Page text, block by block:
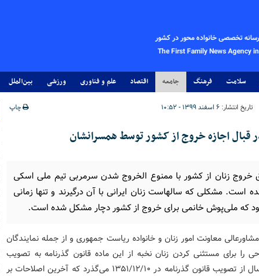
تخصصی خانواده محور در کشور
The First Family News Agency
سلامت فرهنگ جامعه اقتصاد علم و فناوری ورزشی بین‌الملل
تاریخ انتشار:۶ اسفند ۱۳۹۹ - ۱۰:۵۲ چاپ
قبال اجازه خروج از کشور توسط همسرانشان
زنان از کشور با ممنوع الخروج شدن سرمربی تیم ملی اسکی
مشکلی که سالهاست زنان ایرانی با آن درگیرند و تنها زمانی
که ملی‌پوش خانمی برای خروج از کشور دچار مشکل شده است.
معاونت امور زنان و خانواده ریاست جمهوری و از جمله نمایندگان
برای مستثنی کردن زنان نخبه از این ماده قانون گذرنامه به تصویب
برساند، به ایسنا گفت: نزدیک به پنجاه سال از تصویب قانون گذرنامه در ۱۳۵۱/۱۲/۱۰ می‌گذرد که آخرین اصلاحات بر